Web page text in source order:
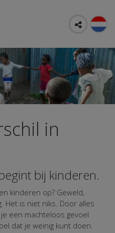
in
bij kinderen.
kinderen op? Geweld,
Het is niet niks. Door alles
een machteloos gevoel
dat je weinig kunt doen.